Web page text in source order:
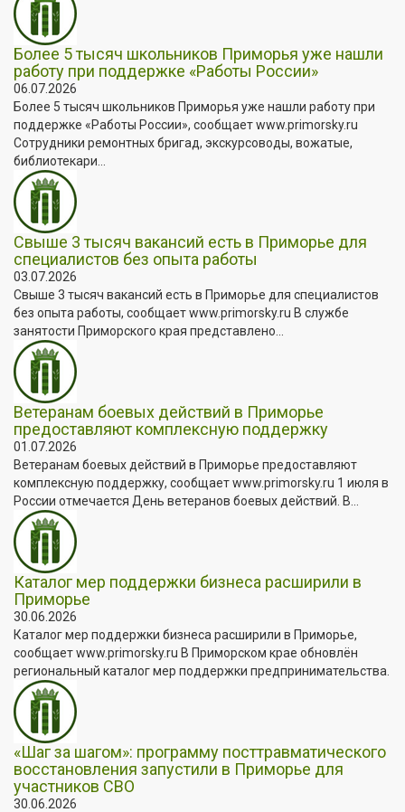
Более 5 тысяч школьников Приморья уже нашли
работу при поддержке «Работы России»
06.07.2026
Более 5 тысяч школьников Приморья уже нашли работу при
поддержке «Работы России», сообщает www.primorsky.ru
Сотрудники ремонтных бригад, экскурсоводы, вожатые,
библиотекари...
Свыше 3 тысяч вакансий есть в Приморье для
специалистов без опыта работы
03.07.2026
Свыше 3 тысяч вакансий есть в Приморье для специалистов
без опыта работы, сообщает www.primorsky.ru В службе
занятости Приморского края представлено...
Ветеранам боевых действий в Приморье
предоставляют комплексную поддержку
01.07.2026
Ветеранам боевых действий в Приморье предоставляют
комплексную поддержку, сообщает www.primorsky.ru 1 июля в
России отмечается День ветеранов боевых действий. В...
Каталог мер поддержки бизнеса расширили в
Приморье
30.06.2026
Каталог мер поддержки бизнеса расширили в Приморье,
сообщает www.primorsky.ru В Приморском крае обновлён
региональный каталог мер поддержки предпринимательства.
«Шаг за шагом»: программу посттравматического
восстановления запустили в Приморье для
участников СВО
30.06.2026